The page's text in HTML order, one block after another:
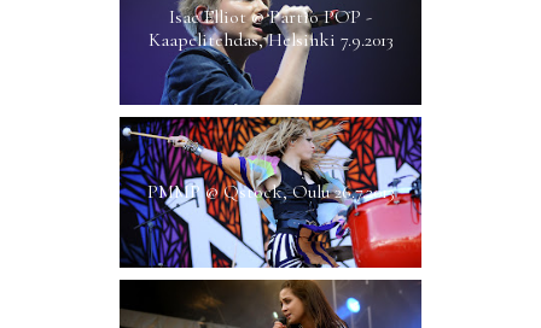
Isac Elliot @ Partio POP -
Kaapelitehdas, Helsinki 7.9.2013
PMMP @ Qstock, Oulu 26.7.2013